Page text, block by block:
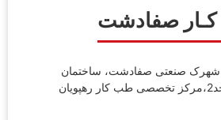
صفادشت
شهرک صنعتی صفادشت، ساختمان
طاها، طبقه اول، واحد2،مرکز تخصصی طب کار رهپویان